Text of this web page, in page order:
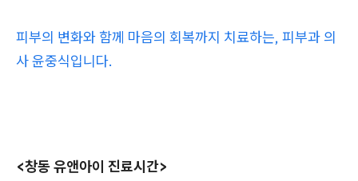
피부의 변화와 함께 마음의 회복까지 치료하는, 피부과 의
사 윤중식입니다.
<창동 유앤아이 진료시간>